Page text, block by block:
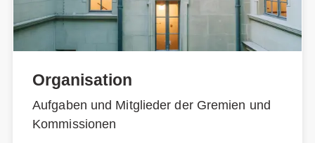
Organisation
Aufgaben und Mitglieder der Gremien und
Kommissionen